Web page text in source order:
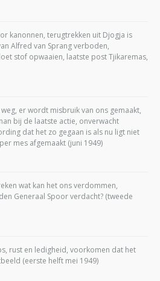
kanonnen, terugtrekken uit Djogja is
Alfred van Sprang verboden,
stof opwaaien, laatste post Tjikaremas,
er wordt misbruik van ons gemaakt,
bij de laatste actie, onverwacht
dat het zo gegaan is als nu ligt niet
mes afgemaakt (juni 1949)
wat kan het ons verdommen,
Generaal Spoor verdacht? (tweede
rust en ledigheid, voorkomen dat het
(eerste helft mei 1949)